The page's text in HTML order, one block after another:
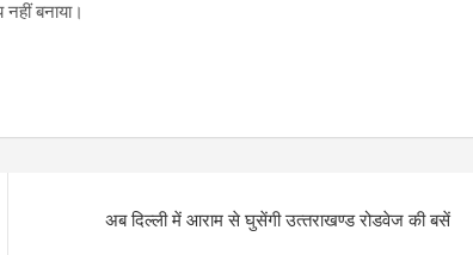
बनाया।
अब दिल्‍ली में आराम से घुसेंगी उत्‍तराखण्‍ड रोडवेज की बसें